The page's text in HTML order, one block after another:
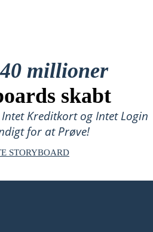
40 millioner
skabt
Kreditkort og Intet Login
for at Prøve!
STORYBOARD